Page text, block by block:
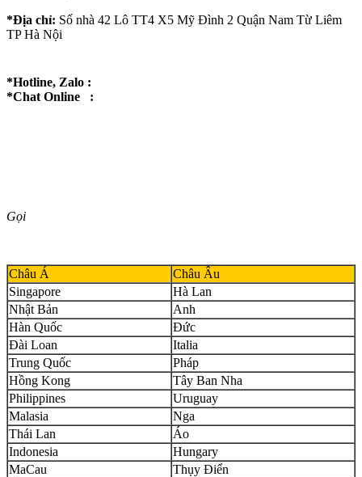
*Địa chỉ: Số nhà 42 Lô TT4 X5 Mỹ Đình 2 Quận Nam Từ Liêm
TP Hà Nội
*Hotline, Zalo :
*Chat Online :
Gọi
Châu Á
Châu Âu
Singapore
Hà Lan
Nhật Bản
Anh
Hàn Quốc
Đức
Đài Loan
Italia
Trung Quốc
Pháp
Hồng Kong
Tây Ban Nha
Philippines
Uruguay
Malasia
Nga
Thái Lan
Áo
Indonesia
Hungary
MaCau
Thụy Điển